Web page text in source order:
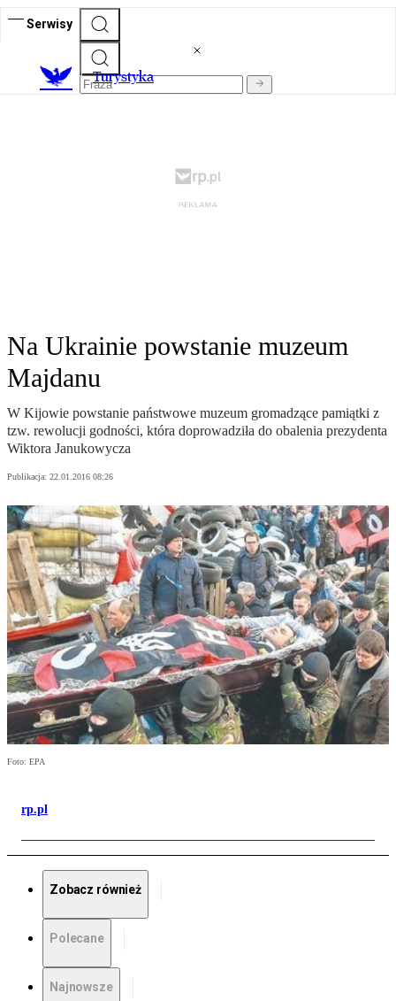
Serwisy
Turystyka
Na Ukrainie powstanie muzeum
Majdanu
W Kijowie powstanie państwowe muzeum gromadzące pamiątki z
tzw. rewolucji godności, która doprowadziła do obalenia prezydenta
Wiktora Janukowycza
Publikacja: 22.01.2016 08:26
Foto: EPA
rp.pl
Zobacz również
Polecane
Najnowsze